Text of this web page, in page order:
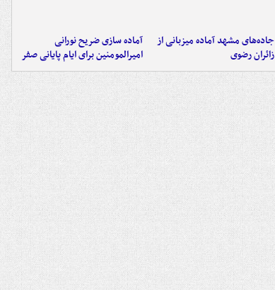
جاده‌های مشهد آماده میزبانی از
زائران رضوی
آماده سازی ضریح نورانی
امیرالمومنین برای ایام پایانی صفر